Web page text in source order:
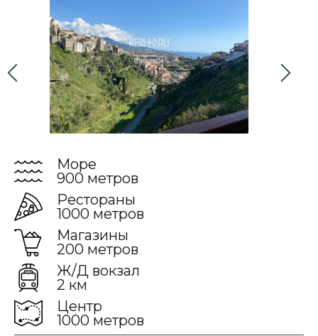
Море
900 метров
Рестораны
1000 метров
Магазины
200 метров
Ж/Д вокзал
2 км
Центр
1000 метров